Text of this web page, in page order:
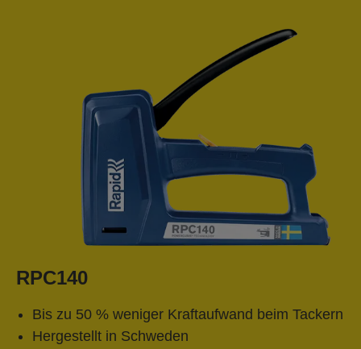
RPC140
Bis zu 50 % weniger Kraftaufwand beim Tackern
Hergestellt in Schweden